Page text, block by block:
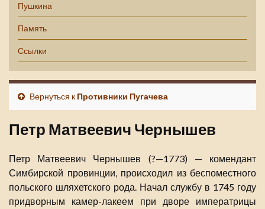
Пушкина
Память
Ссылки
Вернуться к Противники Пугачева
Петр Матвеевич Чернышев
Петр Матвеевич Чернышев (?—1773) — комендант
Симбирской провинции, происходил из беспоместного
польского шляхетского рода. Начал службу в 1745 году
придворным камер-лакеем при дворе императрицы